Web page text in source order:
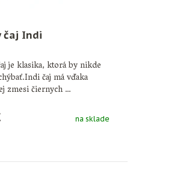
čaj Indi
je klasika, ktorá by nikde
čaj má vďaka
zmesi čiernych …
na sklade